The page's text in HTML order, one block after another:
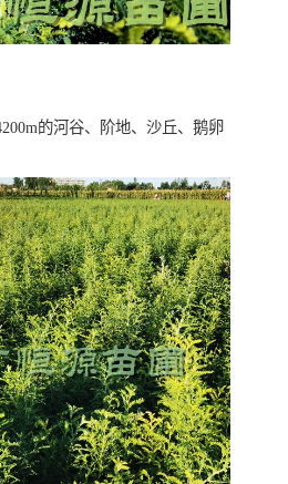
的河谷、阶地、沙丘、鹅卵